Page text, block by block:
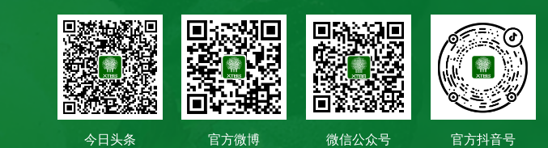
今日头条 官方微博 微信公众号 官方抖音号